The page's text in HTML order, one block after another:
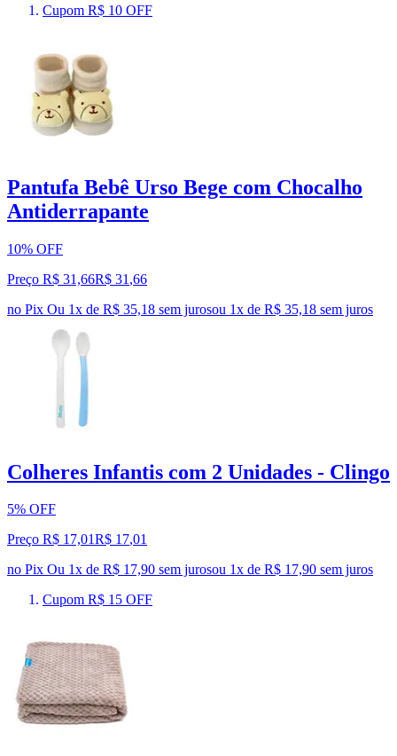
Cupom R$ 10 OFF
Pantufa Bebê Urso Bege com Chocalho
Antiderrapante
10% OFF
Preço R$ 31,66R$ 31 ,66
no Pix Ou 1x de R$ 35,18 sem jurosou 1x de R$ 35,18 sem juros
Colheres Infantis com 2 Unidades - Clingo
5% OFF
Preço R$ 17,01R$ 17,01
no Pix Ou 1x de R$ 17,90 sem jurosou 1x de R$ 17,90 sem juros
Cupom R$ 15 OFF